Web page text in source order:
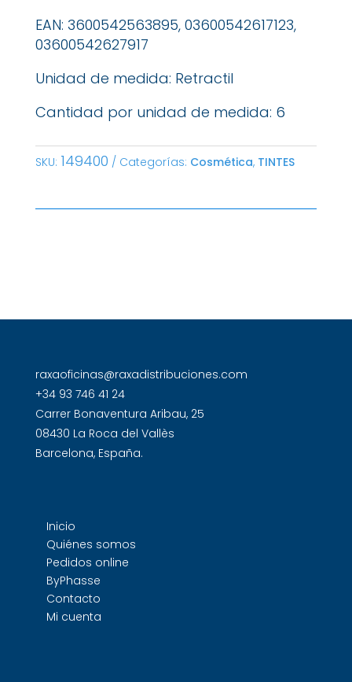
EAN: 3600542563895, 03600542617123,
03600542627917
Unidad de medida: Retractil
Cantidad por unidad de medida: 6
SKU: 149400 Categorías: Cosmética, TINTES
raxaoficinas@raxadistribuciones.com
+34 93 746 41 24
Carrer Bonaventura Aribau, 25
08430 La Roca del Vallès
Barcelona, España.
Inicio
Quiénes somos
Pedidos online
ByPhasse
Contacto
Mi cuenta